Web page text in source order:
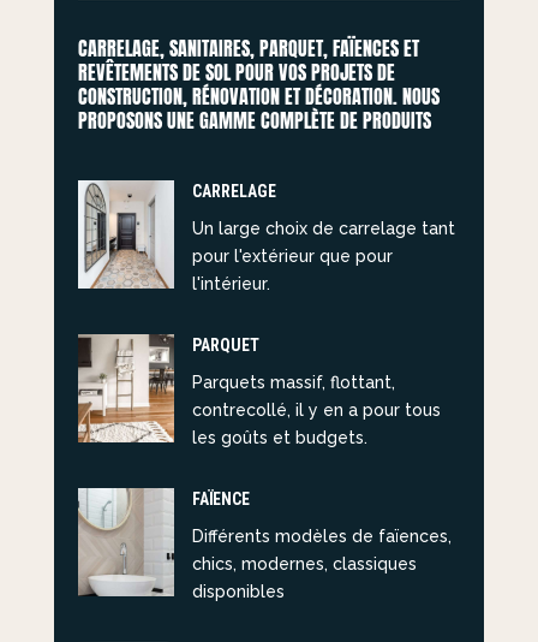
CARRELAGE, SANITAIRES, PARQUET, FAÏENCES ET
REVÊTEMENTS DE SOL POUR VOS PROJETS DE
CONSTRUCTION, RÉNOVATION ET DÉCORATION. NOUS
PROPOSONS UNE GAMME COMPLÈTE DE PRODUITS
CARRELAGE
Un large choix de carrelage tant
pour l'extérieur que pour
l'intérieur.
PARQUET
Parquets massif, flottant,
contrecollé, il y en a pour tous
les goûts et budgets.
FAÏENCE
Différents modèles de faïences,
chics, modernes, classiques
disponibles